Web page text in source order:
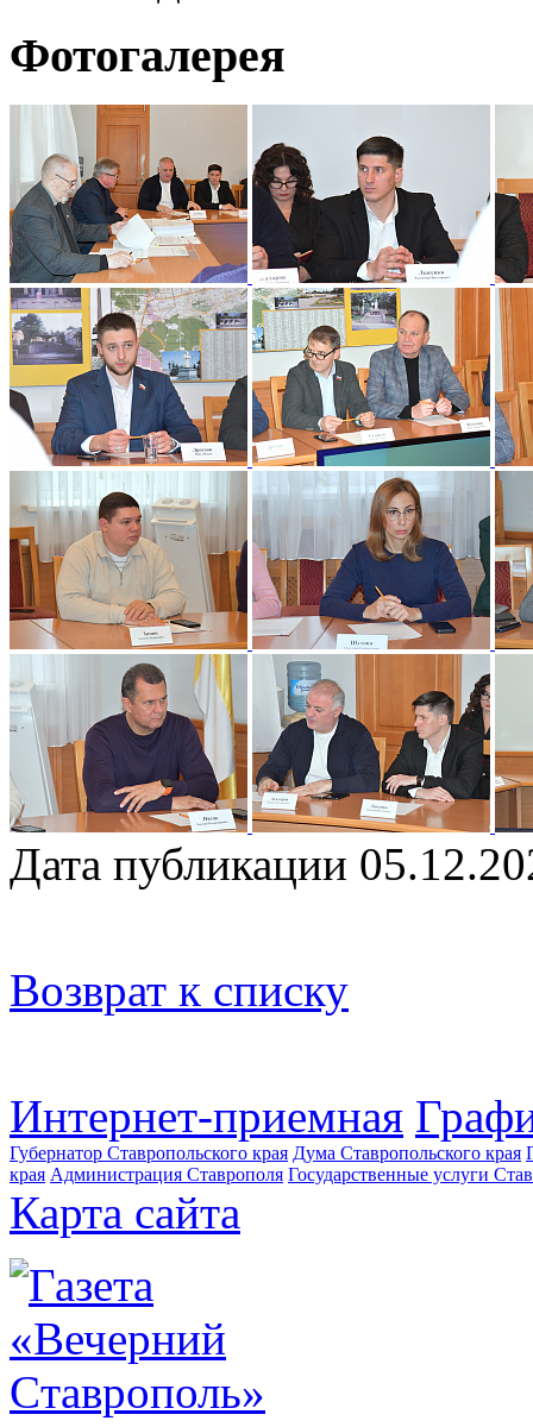
Фотогалерея
Дата публикации
Возврат к списку
Интернет-приемная
Губернатор Ставропольского края Дума Ставропольского края
края Администрация Ставрополя Государственные услуги
Карта сайта